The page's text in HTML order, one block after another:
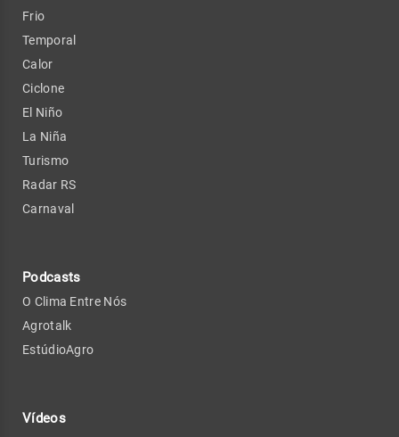
Frio
Temporal
Calor
Ciclone
El Niño
La Niña
Turismo
Radar RS
Carnaval
Podcasts
O Clima Entre Nós
Agrotalk
EstúdioAgro
Vídeos